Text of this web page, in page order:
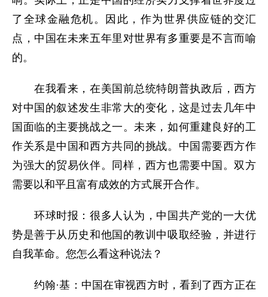
了全球金融危机。因此，作为世界供应链的交汇
点，中国在未来五年里对世界有多重要是不言而喻
的。
在我看来，在美国前总统特朗普执政后，西方
对中国的叙述发生非常大的变化，这是过去几年中
国面临的主要挑战之一。未来，如何重建良好的工
作关系是中国和西方共同的挑战。中国需要西方作
为强大的贸易伙伴。同样，西方也需要中国。双方
需要以和平且富有成效的方式展开合作。
环球时报：很多人认为，中国共产党的一大优
势是善于从历史和他国的教训中吸取经验，并进行
自我革命。您怎么看这种说法？
约翰·基：中国在审视西方时，看到了西方正在